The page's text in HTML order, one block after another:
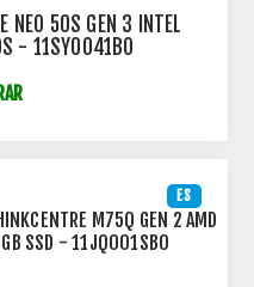
NEO 50S GEN 3 INTEL
- 11SY0041BO
ES